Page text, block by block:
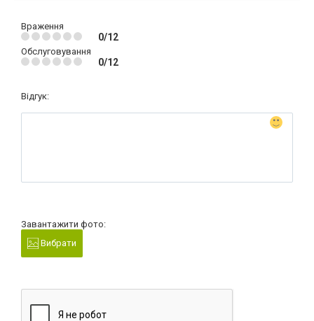
Враження
0/12
Обслуговування
0/12
Відгук:
Завантажити фото:
Вибрати